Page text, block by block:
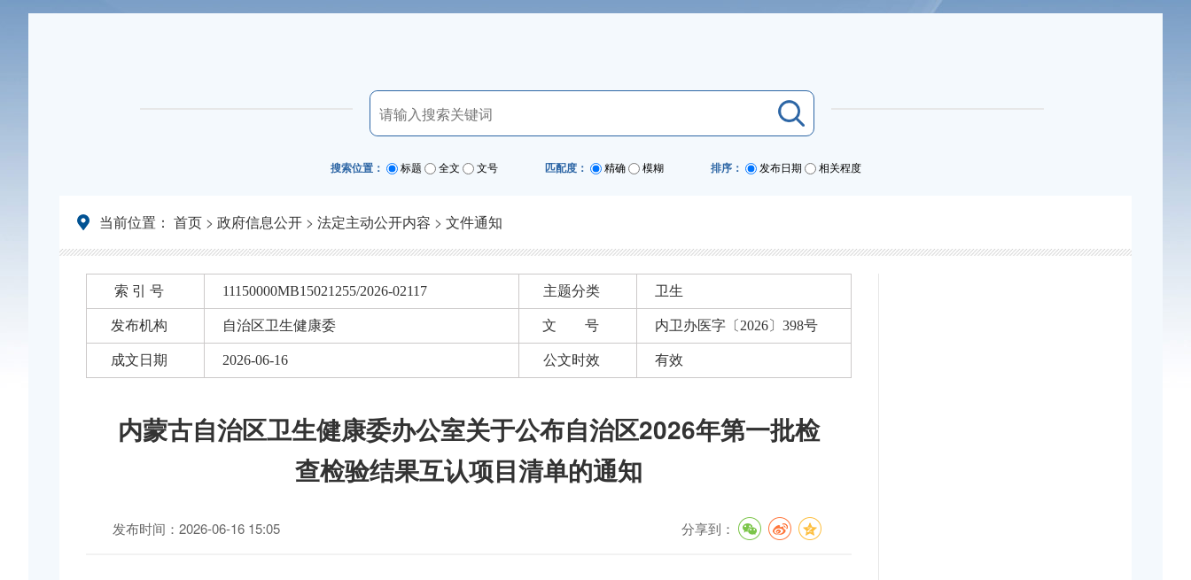
搜索位置： 标题 全文 文号 匹配度： 精确 模糊 排序： 发布日期 相关程度
当前位置： 首页 > 政府信息公开 > 法定主动公开内容 > 文件通知
索 引 号 11150000MB15021255/2026-02117 主题分类 卫生
发布机构 自治区卫生健康委 文 号 内卫办医字〔2026〕398号
成文日期 2026-06-16 公文时效 有效
内蒙古自治区卫生健康委办公室关于公布自治区2026年第一批检
查检验结果互认项目清单的通知
发布时间：2026-06-16 15:05 分享到：